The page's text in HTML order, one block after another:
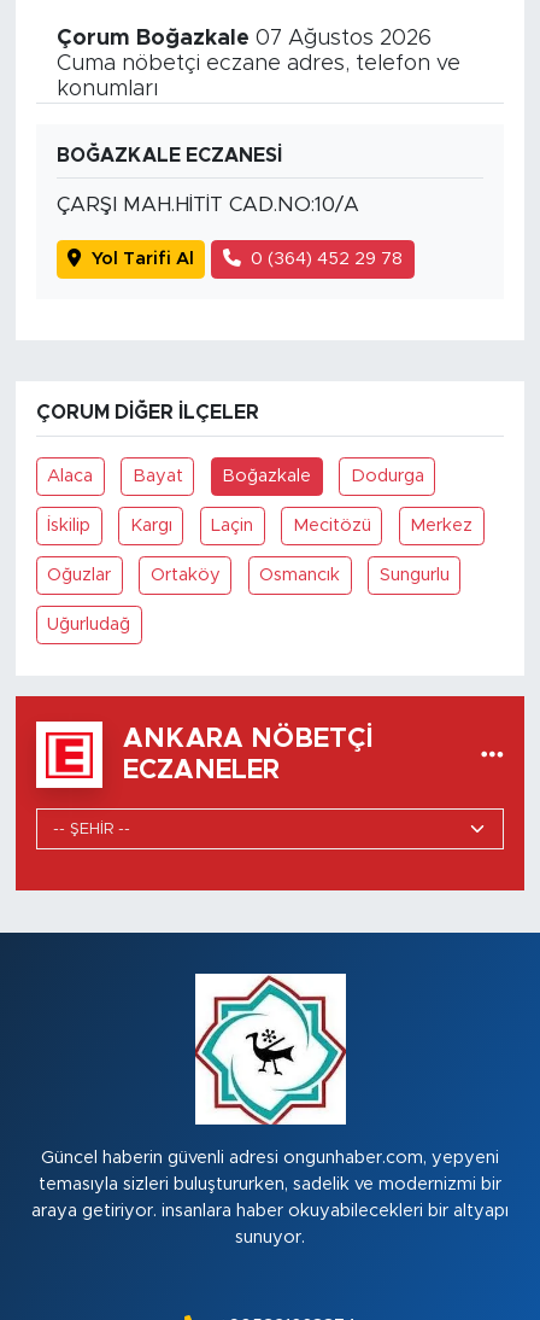
Çorum Boğazkale 07 Ağustos 2026
Cuma nöbetçi eczane adres, telefon ve
konumları
BOĞAZKALE ECZANESİ
ÇARŞI MAH.HİTİT CAD.NO:10/A
Yol Tarifi Al 0 (364) 452 29 78
ÇORUM DIĞER İLÇELER
Alaca Bayat Boğazkale Dodurga
İskilip Kargı Laçin Mecitözü Merkez
Oğuzlar Ortaköy Osmancık Sungurlu
Uğurludağ
ANKARA NÖBETÇI
ECZANELER
Güncel haberin güvenli adresi ongunhaber.com, yepyeni
temasıyla sizleri buluştururken, sadelik ve modernizmi bir
araya getiriyor. insanlara haber okuyabilecekleri bir altyapı
sunuyor.